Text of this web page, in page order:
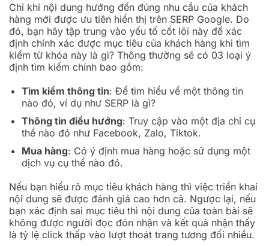
Chỉ khi nội dung hướng đến đúng nhu cầu của khách
hàng mới được ưu tiên hiển thị trên SERP Google. Do
đó, bạn hãy tập trung vào yếu tố cốt lõi này để xác
định chính xác được mục tiêu của khách hàng khi tìm
kiếm từ khóa này là gì? Thông thường sẽ có 03 loại ý
định tìm kiếm chính bao gồm:
Tìm kiếm thông tin: Để tìm hiểu về một thông tin
nào đó, ví dụ như SERP là gì?
Thông tin điều hướng: Truy cập vào một địa chỉ cụ
thể nào đó như Facebook, Zalo, Tiktok.
Mua hàng: Có ý định mua hàng hoặc sử dụng một
dịch vụ cụ thể nào đó.
Nếu bạn hiểu rõ mục tiêu khách hàng thì việc triển khai
nội dung sẽ được đánh giá cao hơn cả. Ngược lại, nếu
bạn xác định sai mục tiêu thì nội dung của toàn bài sẽ
không được người đọc đón nhận và kết quả nhận thấy
là tỷ lệ click thấp vào lượt thoát trang tương đối nhiều.